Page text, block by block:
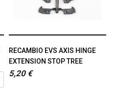
RECAMBIO EVS AXIS HINGE
EXTENSION STOP TREE
5,20 €